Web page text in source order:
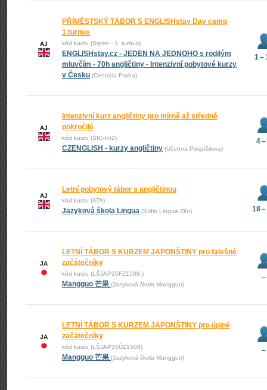
AJ
PŘÍMĚSTSKÝ TÁBOR S ENGLISHstay Day camp
1.turnus
kód kurzu (Srpen - 1. turnus)
ENGLISHstay.cz - JEDEN NA JEDNOHO s rodilým
mluvčím - 70h angličtiny - Intenzivní pobytové kurzy
v Česku (Centrála Praha)
1 –
AJ
Intenzivní kurz angličtiny pro mírně až středně
pokročilé
kód kurzu (SIC-Int2)
CZENGLISH - kurzy angličtiny (Učebna Pospíšilova)
4
AJ
Letní pobytový tábor s angličtinou
kód kurzu (ATA)
Jazyková škola Lingua (Sídlo Lingua Zlín) 18
JA
LETNÍ TÁBOR S KURZEM JAPONŠTINY pro falešné
začátečníky
kód kurzu (LŠJAP26FZ1508 )
Mangguo 芒果 (Jazyková škola Mangguo)
–
JA
LETNÍ TÁBOR S KURZEM JAPONŠTINY pro úplné
začátečníky
kód kurzu (LŠJAP26ÚZ1508)
Mangguo 芒果 (Jazyková škola Mangguo)
–